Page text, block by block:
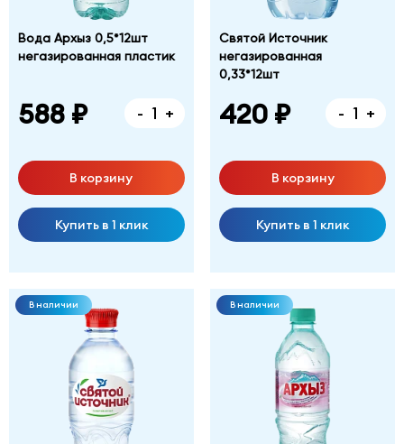
Вода Архыз 0,5*12шт
негазированная пластик
588 ₽ - +
В корзину
Купить в 1 клик
Святой Источник
негазированная
0,33*12шт
420 ₽ - +
В корзину
Купить в 1 клик
В наличии В наличии